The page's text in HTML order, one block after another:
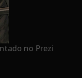
no Prezi